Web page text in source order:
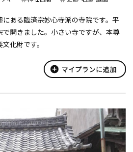
ある臨済宗妙心寺派の寺院です。平
開きました。小さい寺ですが、本尊
化財です。
add_circle マイプランに追加